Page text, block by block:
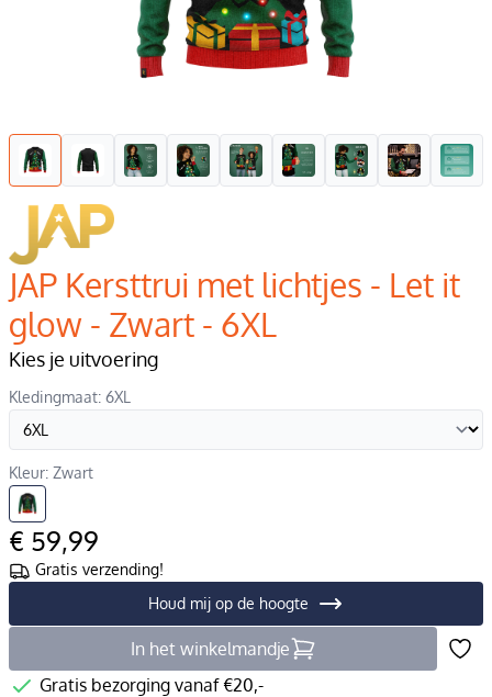
JAP Kersttrui met lichtjes - Let it
glow - Zwart - 6XL
Kies je uitvoering
Kledingmaat: 6XL
Kleur: Zwart
€ 59,99
Gratis verzending!
Houd mij op de hoogte
In het winkelmandje
Gratis bezorging vanaf €20,-